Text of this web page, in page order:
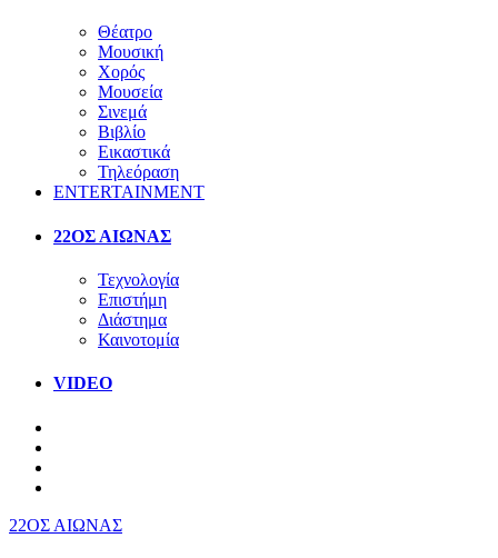
Θέατρο
Μουσική
Χορός
Μουσεία
Σινεμά
Βιβλίο
Εικαστικά
Τηλεόραση
ENTERTAINMENT
22ΟΣ ΑΙΩΝΑΣ
Τεχνολογία
Επιστήμη
Διάστημα
Καινοτομία
VIDEO
22ΟΣ ΑΙΩΝΑΣ